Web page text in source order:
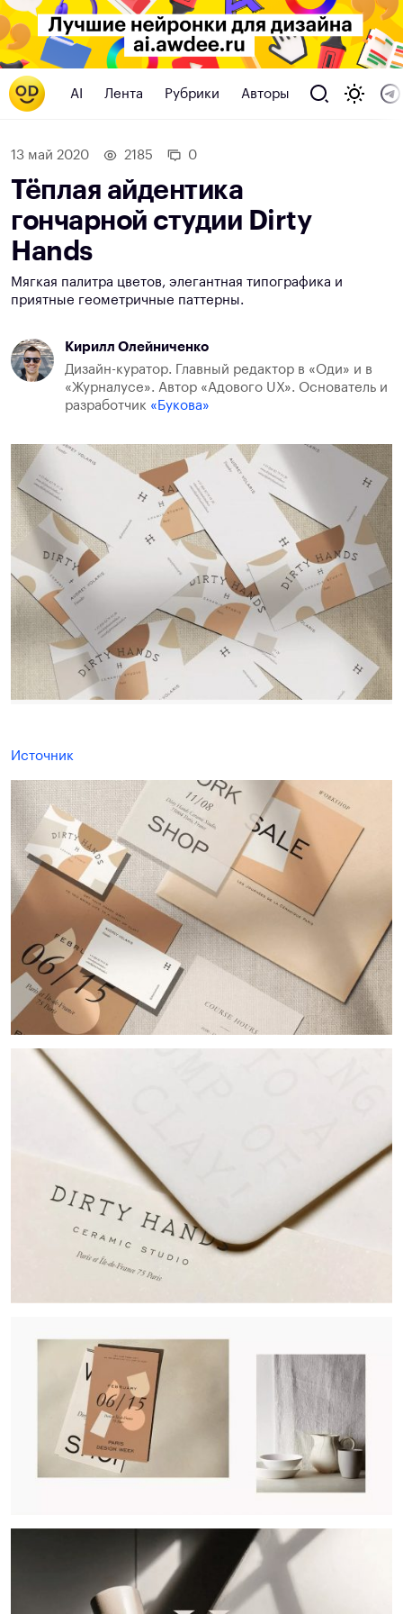
AI Лента Рубрики Авторы
13 май 2020 2185 0
Тёплая айдентика
гончарной студии Dirty
Hands
Мягкая палитра цветов, элегантная типографика и
приятные геометричные паттерны.
Кирилл Олейниченко
Дизайн-куратор. Главный редактор в «Оди» и в
«Журналусе». Автор «Адового UX». Основатель и
разработчик «Букова»
Источник